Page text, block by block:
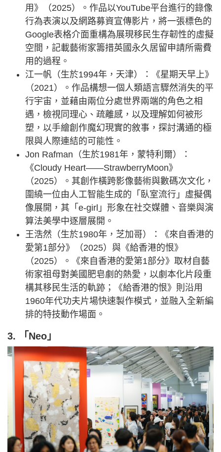
用》（2025）。作品以YouTube平台進行的錄像
行為表演以及網路募資宣傳影片，將一張標色的
Google表格介面重構為展現移民生存韌性的虛擬
空間，記載藝術家籌措英國永久居留申請所需費
用的過程。
江一帆（生於1994年，天津）：《星期天早上》
（2021）。作品構想一個人類語言驟然消失的平
行宇宙，並藉由兩位分處世界兩端的角色之相
遇，檢視同理心、疏離感，以及理解如何被形
塑，以手繪創作魔幻現實的敘事，探討溝通的極
限與人際連結的可能性。
Jon Rafman（生於1981年，蒙特利爾）：
《Cloudy Heart——StrawberryMoon》
（2025）。其創作橫跨影像藝術與數碼次文化，
圍繞一位由人工智能生成的「臥室流行」虛擬偶
像展開，其「e-girl」形象在社交媒體、音樂與演
算法美學中逐層展開。
王浩然（生於1980年，芝加哥）：《來自香港的
愛第1部分》（2025）與《給香港的恨》
（2025）。《來自香港的愛第1部分》取材自藝
術家祖母對美國肥皂劇的熱愛，以劇本化片段重
構其移民生活的軌跡；《給香港的恨》則沿用
1960年代功夫片場快速製作模式，並融入全新編
排的特技動作場面。
3. 「Neo」